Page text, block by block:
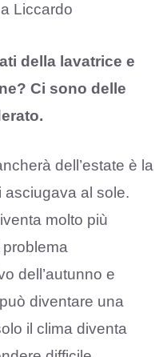
Liccardo
della lavatrice e
Ci sono delle
dell’estate è la
asciugava al sole.
molto più
problema
dell’autunno e
diventare una
il clima diventa